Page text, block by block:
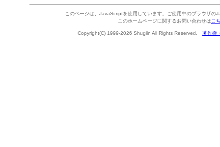
このページは、JavaScriptを使用しています。ご使用中のブラウザの
このホームページに関するお問い合わせは こ
Copyright(C) 1999-2026 Shugiin All Rights Reserved. 著作権